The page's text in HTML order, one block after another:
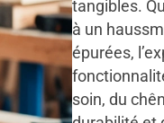
tangibles.
à un
épurées,
soin, du